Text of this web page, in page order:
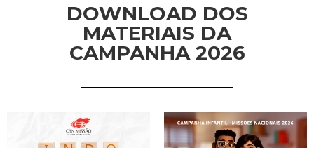
DOWNLOAD DOS
MATERIAIS DA
CAMPANHA 2026